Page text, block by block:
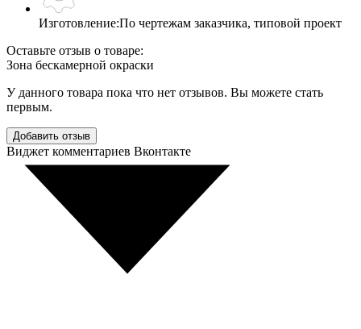
Изготовление:По чертежам заказчика, типовой проект
Оставьте отзыв о товаре:
Зона бескамерной окраски
У данного товара пока что нет отзывов. Вы можете стать
первым.
Добавить отзыв
Виджет комментариев Вконтакте